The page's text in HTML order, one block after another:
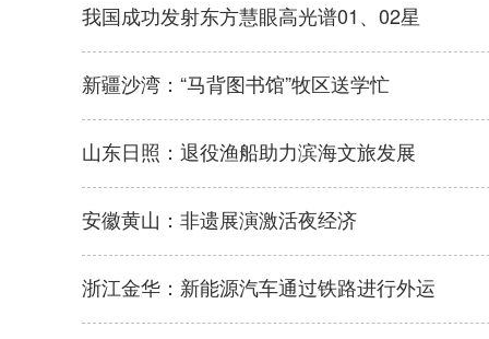
我国成功发射东方慧眼高光谱01、02星
新疆沙湾：“马背图书馆”牧区送学忙
山东日照：退役渔船助力滨海文旅发展
安徽黄山：非遗展演激活夜经济
浙江金华：新能源汽车通过铁路进行外运